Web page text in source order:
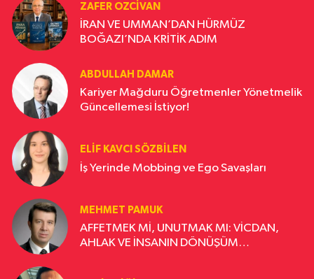
ZAFER OZCIVAN
İRAN VE UMMAN’DAN HÜRMÜZ
BOĞAZI’NDA KRİTİK ADIM
ABDULLAH DAMAR
Kariyer Mağduru Öğretmenler Yönetmelik
Güncellemesi İstiyor!
ELIF KAVCI SÖZBILEN
İş Yerinde Mobbing ve Ego Savaşları
MEHMET PAMUK
AFFETMEK Mİ, UNUTMAK MI: VİCDAN,
AHLAK VE İNSANIN DÖNÜŞÜM